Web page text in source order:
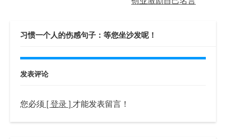
习惯一个人的伤感句子：等您坐沙发呢！
发表评论
您必须 [ 登录 ] 才能发表留言！